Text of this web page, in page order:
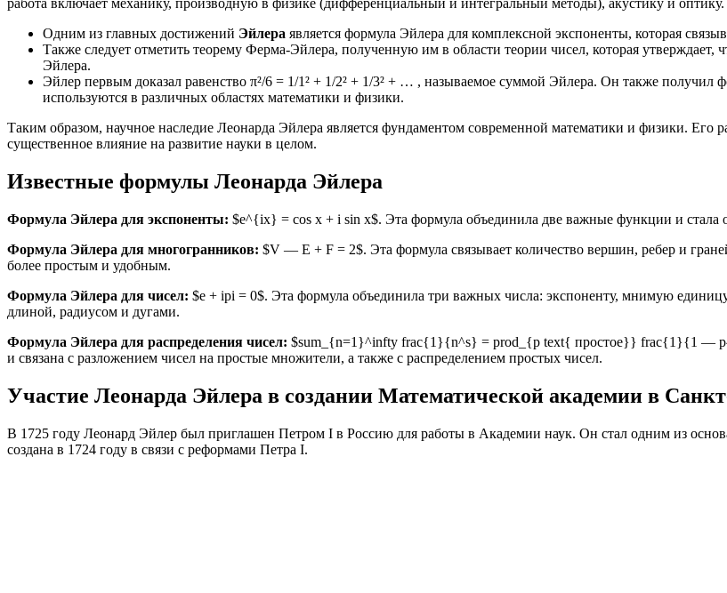
работа включает механику, производную в физике (дифференциальный и интегральный методы), акустику и оптику.
Одним из главных достижений Эйлера является формула Эйлера для комплексной экспоненты, которая
Также следует отметить теорему Ферма-Эйлера, полученную им в области теории чисел, которая
Эйлера.
Эйлер первым доказал равенство π²/6 = 1/1² + 1/2² + 1/3² + … , называемое суммой Эйлера. Он также
используются в различных областях математики и физики.
Таким образом, научное наследие Леонарда Эйлера является фундаментом современной математики и физики. Его
существенное влияние на развитие науки в целом.
Известные формулы Леонарда Эйлера
Формула Эйлера для экспоненты: $e^{ix} = cos x + i sin x$. Эта формула объединила две важные функции и стала
Формула Эйлера для многогранников: $V — E + F = 2$. Эта формула связывает количество вершин, ребер и
более простым и удобным.
Формула Эйлера для чисел: $e + ipi = 0$. Эта формула объединила три важных числа: экспоненту, мнимую
длиной, радиусом и дугами.
Формула Эйлера для распределения чисел: $sum_{n=1}^infty frac{1}{n^s} = prod_{p text{ простое}} frac{1}{1 —
и связана с разложением чисел на простые множители, а также с распределением простых чисел.
Участие Леонарда Эйлера в создании Математической академии в
В 1725 году Леонард Эйлер был приглашен Петром I в Россию для работы в Академии наук. Он стал одним из
создана в 1724 году в связи с реформами Петра I.